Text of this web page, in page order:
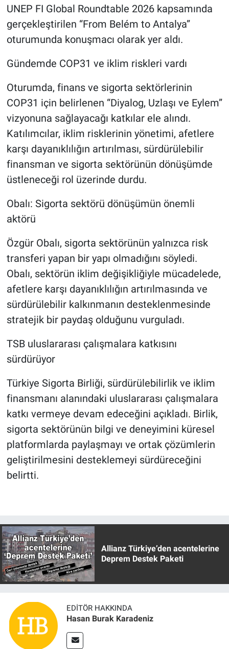
UNEP FI Global Roundtable 2026 kapsamında
gerçekleştirilen “From Belém to Antalya”
oturumunda konuşmacı olarak yer aldı.
Gündemde COP31 ve iklim riskleri vardı
Oturumda, finans ve sigorta sektörlerinin
COP31 için belirlenen “Diyalog, Uzlaşı ve Eylem”
vizyonuna sağlayacağı katkılar ele alındı.
Katılımcılar, iklim risklerinin yönetimi, afetlere
karşı dayanıklılığın artırılması, sürdürülebilir
finansman ve sigorta sektörünün dönüşümde
üstleneceği rol üzerinde durdu.
Obalı: Sigorta sektörü dönüşümün önemli
aktörü
Özgür Obalı, sigorta sektörünün yalnızca risk
transferi yapan bir yapı olmadığını söyledi.
Obalı, sektörün iklim değişikliğiyle mücadelede,
afetlere karşı dayanıklılığın artırılmasında ve
sürdürülebilir kalkınmanın desteklenmesinde
stratejik bir paydaş olduğunu vurguladı.
TSB uluslararası çalışmalara katkısını
sürdürüyor
Türkiye Sigorta Birliği, sürdürülebilirlik ve iklim
finansmanı alanındaki uluslararası çalışmalara
katkı vermeye devam edeceğini açıkladı. Birlik,
sigorta sektörünün bilgi ve deneyimini küresel
platformlarda paylaşmayı ve ortak çözümlerin
geliştirilmesini desteklemeyi sürdüreceğini
belirtti.
Allianz Türkiye’den acentelerine
Deprem Destek Paketi
EDITÖR HAKKINDA
Hasan Burak Karadeniz